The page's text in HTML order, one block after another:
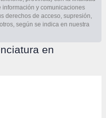
y comunicaciones
derechos de acceso, supresión,
según se indica en nuestra
en